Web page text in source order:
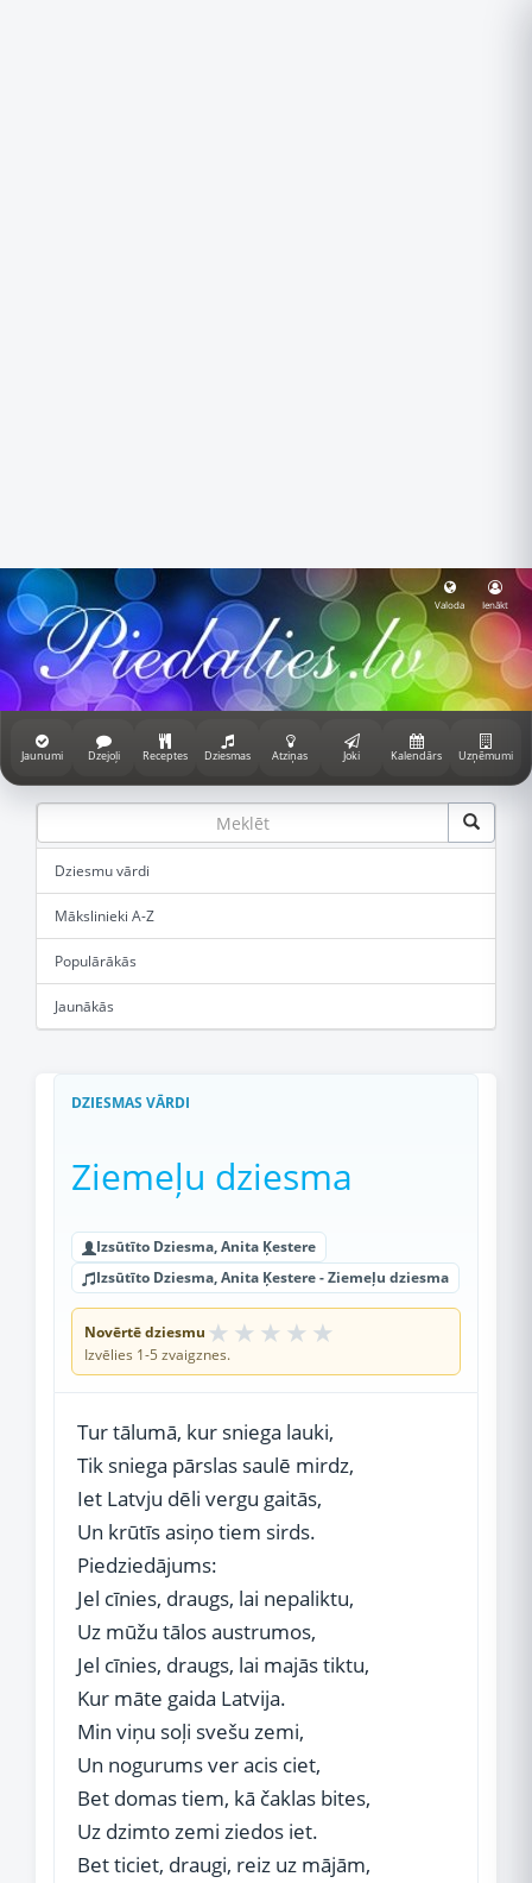
Valoda Ienākt
Jaunumi Dzejoļi Receptes Dziesmas Atziņas Joki Kalendārs Uzņēmumi
Dziesmu vārdi
Mākslinieki A-Z
Populārākās
Jaunākās
DZIESMAS VĀRDI
Ziemeļu dziesma
Izsūtīto Dziesma, Anita Ķestere
Izsūtīto Dziesma, Anita Ķestere - Ziemeļu dziesma
Novērtē dziesmu ★ ★ ★ ★ ★
Izvēlies 1-5 zvaigznes.
Tur tālumā, kur sniega lauki,
Tik sniega pārslas saulē mirdz,
Iet Latvju dēli vergu gaitās,
Un krūtīs asiņo tiem sirds.
Piedziedājums:
Jel cīnies, draugs, lai nepaliktu,
Uz mūžu tālos austrumos,
Jel cīnies, draugs, lai majās tiktu,
Kur māte gaida Latvija.
Min viņu soļi svešu zemi,
Un nogurums ver acis ciet,
Bet domas tiem, kā čaklas bites,
Uz dzimto zemi ziedos iet.
Bet ticiet, draugi, reiz uz mājām,